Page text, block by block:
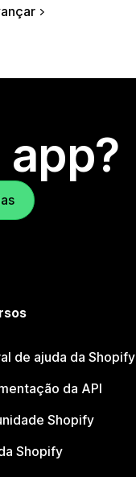
de ajuda da Shopify
da API
Shopify
Shopify